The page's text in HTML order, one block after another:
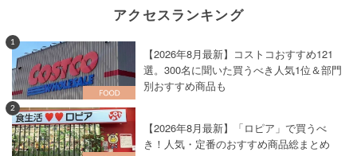
アクセスランキング
1
【2026年8月最新】コストコおすすめ121
選。300名に聞いた買うべき人気1位＆部門
別おすすめ商品も
2
【2026年8月最新】「ロピア」で買うべ
き！人気・定番のおすすめ商品総まとめ